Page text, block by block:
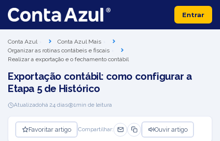
Entrar
Conta Azul
Conta Azul Mais
Organizar as rotinas contábeis e fiscais
Realizar a exportação e o fechamento contábil
Exportação contábil: como configurar a
Etapa 5 de Histórico
Atualizadohá 24 dias 1min de leitura
Favoritar artigo Compartilhar: Ouvir artigo